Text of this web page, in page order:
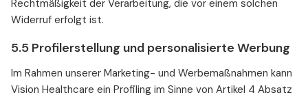
Rechtmäßigkeit der Verarbeitung, die vor einem solchen
Widerruf erfolgt ist.
5.5 Profilerstellung und personalisierte Werbung
Im Rahmen unserer Marketing- und Werbemaßnahmen kann
Vision Healthcare ein Profiling im Sinne von Artikel 4 Absatz